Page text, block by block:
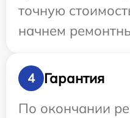
точную
начнем
4
Гарантия
По окончании